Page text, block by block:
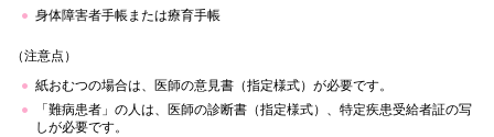
身体障害者手帳または療育手帳
（注意点）
紙おむつの場合は、医師の意見書（指定様式）が必要です。
「難病患者」の人は、医師の診断書（指定様式）、特定疾患受給者証の写
しが必要です。